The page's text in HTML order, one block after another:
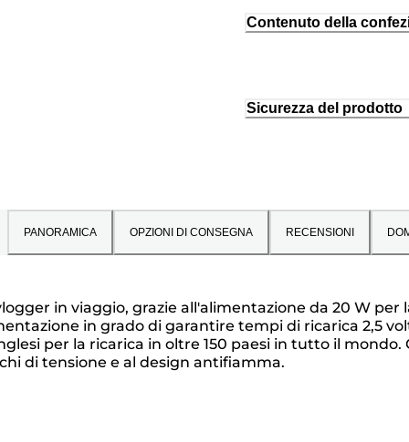
Contenuto della
Sicurezza del prodotto
PANORAMICA OPZIONI DI CONSEGNA RECENSIONI
in viaggio, grazie all'alimentazione da 20 W
in grado di garantire tempi di ricarica 2,5
per la ricarica in oltre 150 paesi in tutto il mondo.
di tensione e al design antifiamma.